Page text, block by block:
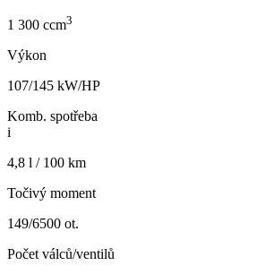
1 300 ccm3
Výkon
107/145 kW/HP
Komb. spotřeba
i
4,8 l / 100 km
Točivý moment
149/6500 ot.
Počet válců/ventilů